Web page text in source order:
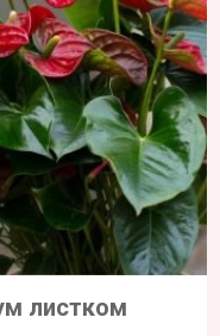
листком